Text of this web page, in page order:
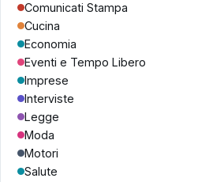
Comunicati Stampa
Cucina
Economia
Eventi e Tempo Libero
Imprese
Interviste
Legge
Moda
Motori
Salute